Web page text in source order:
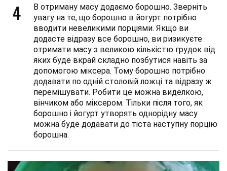
4
В отриману масу додаємо борошно. Зверніть
увагу на те, що борошно в йогурт потрібно
вводити невеликими порціями. Якщо ви
додасте відразу все борошно, ви ризикуєте
отримати масу з великою кількістю грудок від
яких буде вкрай складно позбутися навіть за
допомогою міксера. Тому борошно потрібно
додавати по одній столовій ложці та відразу ж
перемішувати. Робити це можна виделкою,
вінчиком або міксером. Тільки після того, як
борошно і йогурт утворять однорідну масу
можна буде додавати до тіста наступну порцію
борошна.